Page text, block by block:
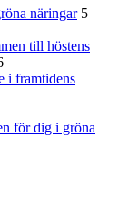
näringar 5
till höstens
i framtidens
för dig i gröna